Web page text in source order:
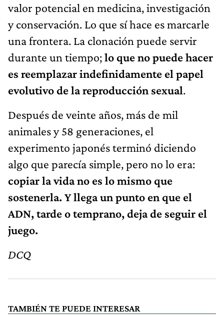
valor potencial en medicina, investigación
y conservación. Lo que sí hace es marcarle
una frontera. La clonación puede servir
durante un tiempo;lo que no puede hacer
es reemplazar indefinidamente el papel
evolutivo de la reproducción sexual.
Después de veinte años, más de mil
animales y 58 generaciones, el
experimento japonés terminó diciendo
algo que parecía simple, pero no lo era:
copiar la vida no es lo mismo que
sostenerla. Y llega un punto en que el
ADN, tarde o temprano, deja de seguir el
juego.
DCQ
TAMBIÉN TE PUEDE INTERESAR